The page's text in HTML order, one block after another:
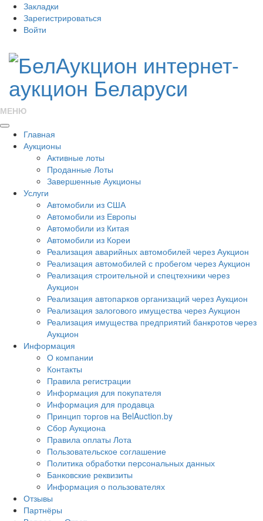
Закладки
Зарегистрироваться
Войти
МЕНЮ
Главная
Аукционы
Активные лоты
Проданные Лоты
Завершенные Аукционы
Услуги
Автомобили из США
Автомобили из Европы
Автомобили из Китая
Автомобили из Кореи
Реализация аварийных автомобилей через Аукцион
Реализация автомобилей с пробегом через Аукцион
Реализация строительной и спецтехники через
Аукцион
Реализация автопарков организаций через Аукцион
Реализация залогового имущества через Аукцион
Реализация имущества предприятий банкротов через
Аукцион
Информация
О компании
Контакты
Правила регистрации
Информация для покупателя
Информация для продавца
Принцип торгов на BelAuction.by
Сбор Аукциона
Правила оплаты Лота
Пользовательское соглашение
Политика обработки персональных данных
Банковские реквизиты
Информация о пользователях
Отзывы
Партнёры